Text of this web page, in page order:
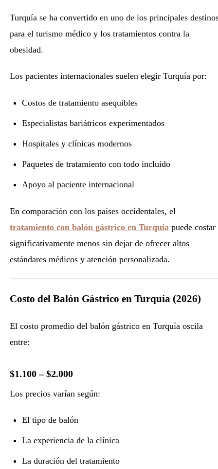
Turquía se ha convertido en uno de los principales
para el turismo médico y los tratamientos contra la
obesidad.
Los pacientes internacionales suelen elegir Turquía por:
Costos de tratamiento asequibles
Especialistas bariátricos experimentados
Hospitales y clínicas modernos
Paquetes de tratamiento con todo incluido
Apoyo al paciente internacional
En comparación con los países occidentales, el
tratamiento con balón gástrico en Turquía puede costar
significativamente menos sin dejar de ofrecer altos
estándares médicos y atención personalizada.
Costo del Balón Gástrico en Turquía (2026)
El costo promedio del balón gástrico en Turquía oscila
entre:
$1.100 – $2.000
Los precios varían según:
El tipo de balón
La experiencia de la clínica
La duración del tratamiento